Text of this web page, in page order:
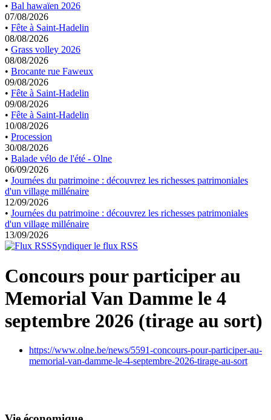
• Bal hawaïen 2026
07/08/2026
• Fête à Saint-Hadelin
08/08/2026
• Grass volley 2026
08/08/2026
• Brocante rue Faweux
09/08/2026
• Fête à Saint-Hadelin
09/08/2026
• Fête à Saint-Hadelin
10/08/2026
• Procession
30/08/2026
• Balade vélo de l'été - Olne
06/09/2026
• Journées du patrimoine : découvrez les richesses patrimoniales
d'un village millénaire
12/09/2026
• Journées du patrimoine : découvrez les richesses patrimoniales
d'un village millénaire
13/09/2026
Syndiquer le flux RSS
Concours pour participer au
Memorial Van Damme le 4
septembre 2026 (tirage au sort)
https://www.olne.be/news/5591-concours-pour-participer-au-
memorial-van-damme-le-4-septembre-2026-tirage-au-sort